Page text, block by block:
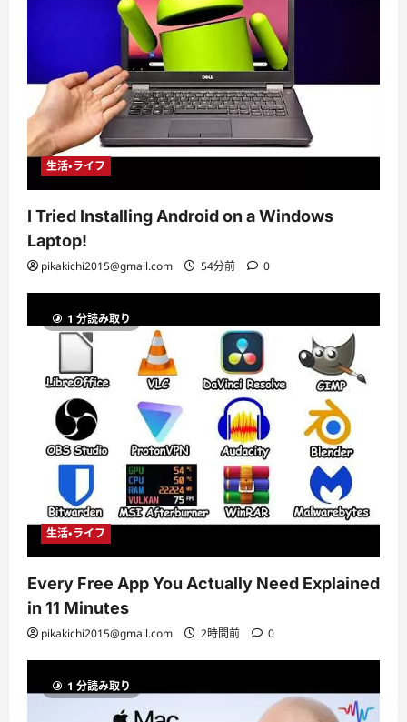
生活・ライフ
I Tried Installing Android on a Windows
Laptop!
pikakichi2015@gmail.com 54分前 0
1 分読み取り
生活・ライフ
Every Free App You Actually Need Explained
in 11 Minutes
pikakichi2015@gmail.com 2時間前 0
1 分読み取り